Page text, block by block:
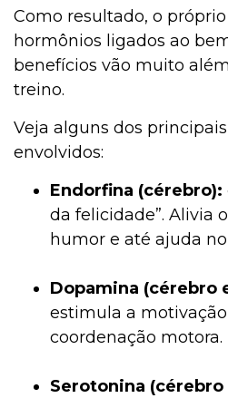
Como resultado, o
hormônios ligados ao
benefícios vão muito
treino.
Veja alguns dos
envolvidos:
Endorfina (cérebro):
da felicidade”. Alivia
humor e até ajuda no
Dopamina (cérebro
estimula a
coordenação motora.
Serotonina